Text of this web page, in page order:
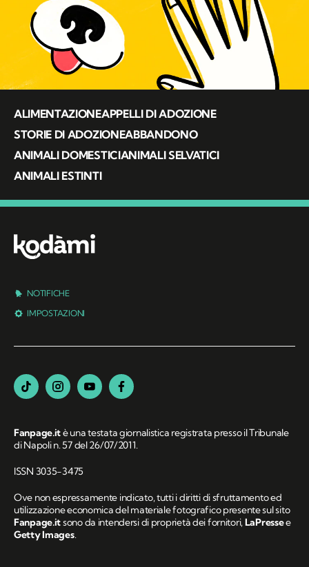
ALIMENTAZIONEAPPELLI DI ADOZIONE
STORIE DI ADOZIONEABBANDONO
ANIMALI DOMESTICIANIMALI SELVATICI
ANIMALI ESTINTI
NOTIFICHE
IMPOSTAZIONI
Fanpage.itè una testata giornalistica registrata presso il Tribunale
di Napoli n. 57 del 26/07/2011.
ISSN 3035-3475
Ove non espressamente indicato, tutti i diritti di sfruttamento ed
utilizzazione economica del materiale fotografico presente sul sito
Fanpage.itsono da intendersi di proprietà dei fornitori,LaPressee
Getty Images.